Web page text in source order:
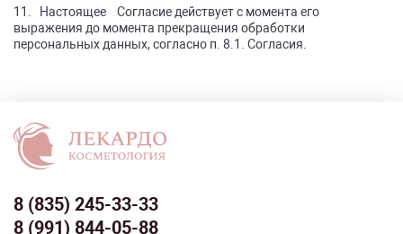
11. Настоящее Согласие действует с момента его
выражения до момента прекращения обработки
персональных данных, согласно п. 8.1. Согласия.
8 (835) 245-33-33
8 (991) 844-05-88